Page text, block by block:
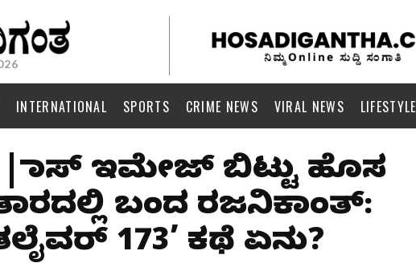
INTERNATIONAL SPORTS CRIME NEWS VIRAL NEWS LIFESTYLE
| ಮಾಸ್ ಇಮೇಜ್ ಬಿಟ್ಟು ಹೊಸ
ಬಂದ ರಜನಿಕಾಂತ್:
173’ ಕಥೆ ಏನು?